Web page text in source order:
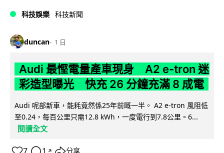
科技娛樂 科技新聞
duncan 1 日
Audi 最慳電量產車現身 A2 e-tron 迷
彩造型曝光 快充 26 分鐘充滿 8 成電
Audi 呢部新車，能耗竟然係25年前嘅一半。 A2 e-tron 風阻低
至0.24，每百公里只需12.8 kWh，一度電行到7.8公里。6...
閱讀全文
↗